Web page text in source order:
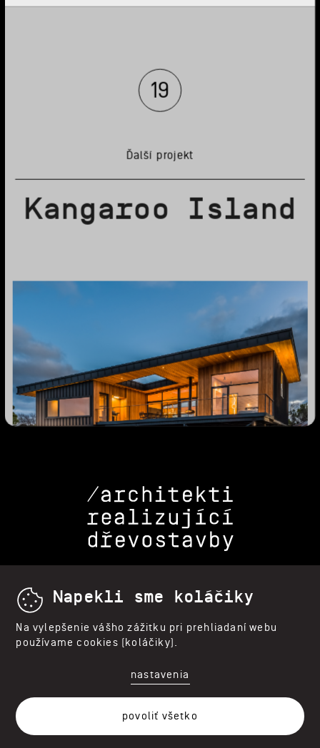
19
Ďalší projekt
Kangaroo Island
N 50°07'30" E 14°27'21"
Praha
N 48°08'53" E 17°06'24"
PRO INVESTORY
Přejít na web B2B
Napekli sme koláčiky
Na vylepšenie vášho zážitku pri prehliadaní webu
používame cookies (koláčiky).
povoliť všetko
nastavenia